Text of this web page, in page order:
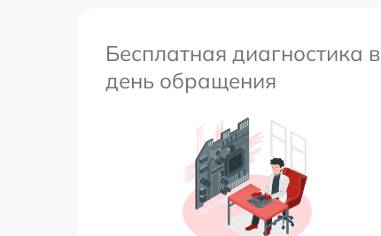
Бесплатная диагностика в
день обращения